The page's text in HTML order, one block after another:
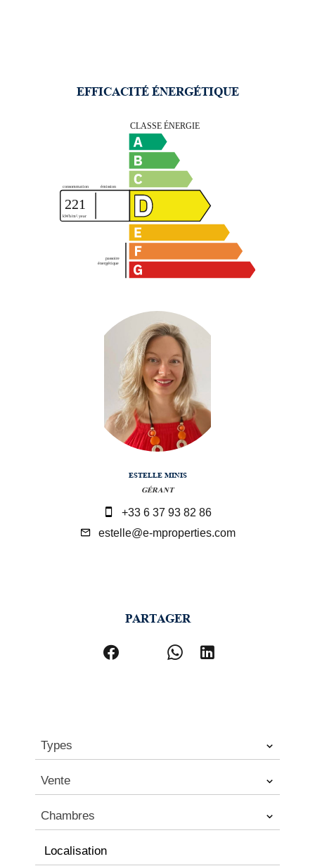
EFFICACITÉ ÉNERGÉTIQUE
ESTELLE MINIS
GÉRANT
+33 6 37 93 82 86
estelle@e-mproperties.com
PARTAGER
Types
Vente
Chambres
Localisation